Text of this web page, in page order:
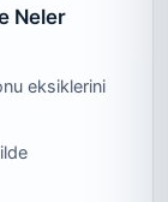
Neler
eksiklerini